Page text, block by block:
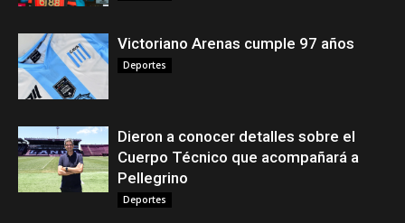
Victoriano Arenas cumple 97 años
Deportes
Dieron a conocer detalles sobre el
Cuerpo Técnico que acompañará a
Pellegrino
Deportes